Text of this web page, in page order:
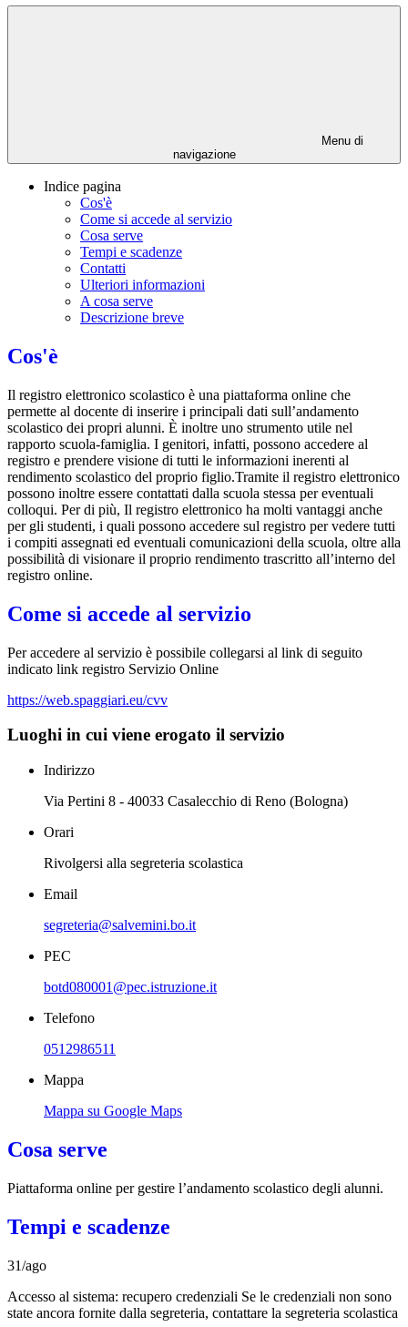
Menu di
navigazione
Indice pagina
Cos'è
Come si accede al servizio
Cosa serve
Tempi e scadenze
Contatti
Ulteriori informazioni
A cosa serve
Descrizione breve
Cos'è
Il registro elettronico scolastico è una piattaforma online che
permette al docente di inserire i principali dati sull’andamento
scolastico dei propri alunni. È inoltre uno strumento utile nel
rapporto scuola-famiglia. I genitori, infatti, possono accedere al
registro e prendere visione di tutti le informazioni inerenti al
rendimento scolastico del proprio figlio.Tramite il registro elettronico
possono inoltre essere contattati dalla scuola stessa per eventuali
colloqui. Per di più, Il registro elettronico ha molti vantaggi anche
per gli studenti, i quali possono accedere sul registro per vedere tutti
i compiti assegnati ed eventuali comunicazioni della scuola, oltre alla
possibilità di visionare il proprio rendimento trascritto all’interno del
registro online.
Come si accede al servizio
Per accedere al servizio è possibile collegarsi al link di seguito
indicato link registro Servizio Online
https://web.spaggiari.eu/cvv
Luoghi in cui viene erogato il servizio
Indirizzo
Via Pertini 8 - 40033 Casalecchio di Reno (Bologna)
Orari
Rivolgersi alla segreteria scolastica
Email
segreteria@salvemini.bo.it
PEC
botd080001@pec.istruzione.it
Telefono
0512986511
Mappa
Mappa su Google Maps
Cosa serve
Piattaforma online per gestire l’andamento scolastico degli alunni.
Tempi e scadenze
31/ago
Accesso al sistema: recupero credenziali Se le credenziali non sono
state ancora fornite dalla segreteria, contattare la segreteria scolastica